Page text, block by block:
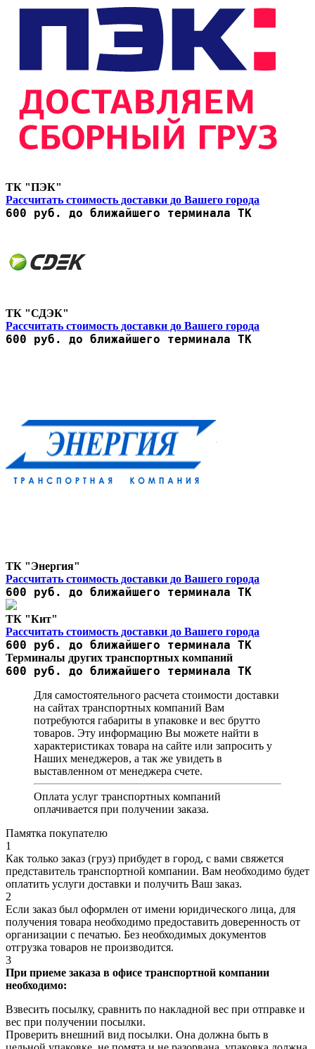
ТК "ПЭК"
Рассчитать стоимость доставки до Вашего города
600 руб. до ближайшего терминала ТК
ТК "СДЭК"
Рассчитать стоимость доставки до Вашего города
600 руб. до ближайшего терминала ТК
ТК "Энергия"
Рассчитать стоимость доставки до Вашего города
600 руб. до ближайшего терминала ТК
ТК "Кит"
Рассчитать стоимость доставки до Вашего города
600 руб. до ближайшего терминала ТК
Терминалы других транспортных компаний
600 руб. до ближайшего терминала ТК
Для самостоятельного расчета стоимости доставки
на сайтах транспортных компаний Вам
потребуются габариты в упаковке и вес брутто
товаров. Эту информацию Вы можете найти в
характеристиках товара на сайте или запросить у
Наших менеджеров, а так же увидеть в
выставленном от менеджера счете.
Оплата услуг транспортных компаний
оплачивается при получении заказа.
Памятка покупателю
1
Как только заказ (груз) прибудет в город, с вами свяжется
представитель транспортной компании. Вам необходимо будет
оплатить услуги доставки и получить Ваш заказ.
2
Если заказ был оформлен от имени юридического лица, для
получения товара необходимо предоставить доверенность от
организации с печатью. Без необходимых документов
отгрузка товаров не производится.
3
При приеме заказа в офисе транспортной компании
необходимо:
Взвесить посылку, сравнить по накладной вес при отправке и
вес при получении посылки.
Проверить внешний вид посылки. Она должна быть в